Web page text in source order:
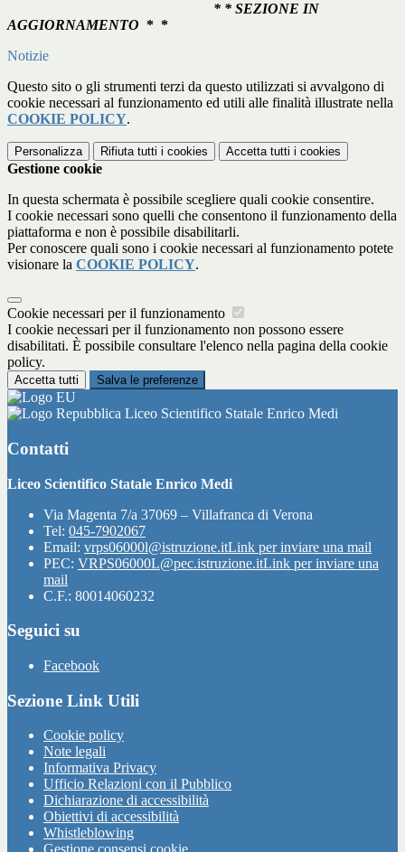
* * SEZIONE IN
AGGIORNAMENTO * *
Notizie
Questo sito o gli strumenti terzi da questo utilizzati si avvalgono di
cookie necessari al funzionamento ed utili alle finalità illustrate nella
COOKIE POLICY.
Personalizza Rifiuta tutti i cookies Accetta tutti i cookies
Gestione cookie
In questa schermata è possibile scegliere quali cookie consentire.
I cookie necessari sono quelli che consentono il funzionamento della
piattaforma e non è possibile disabilitarli.
Per conoscere quali sono i cookie necessari al funzionamento potete
visionare la COOKIE POLICY.
Cookie necessari per il funzionamento
I cookie necessari per il funzionamento non possono essere
disabilitati. È possibile consultare l'elenco nella pagina della cookie
policy.
Accetta tutti Salva le preferenze
Liceo Scientifico Statale Enrico Medi
Contatti
Liceo Scientifico Statale Enrico Medi
Via Magenta 7/a 37069 – Villafranca di Verona
Tel: 045-7902067
Email: vrps06000l@istruzione.itLink per inviare una mail
PEC: VRPS06000L@pec.istruzione.itLink per inviare una
mail
C.F.: 80014060232
Seguici su
Facebook
Sezione Link Utili
Cookie policy
Note legali
Informativa Privacy
Ufficio Relazioni con il Pubblico
Dichiarazione di accessibilità
Obiettivi di accessibilità
Whistleblowing